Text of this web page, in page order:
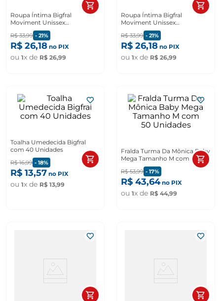
Roupa Íntima Bigfral
Moviment Unissex
Descartavel Tamanho P/M
com 7 Unidades
R$ 33,99 - 21%
R$ 26,18 no PIX
ou 1x de R$ 26,99
Roupa Íntima Bigfral
Moviment Unissex
Descartavel Tamanho Gd/Xg
com 7 Unidades
R$ 33,99 - 21%
R$ 26,18 no PIX
ou 1x de R$ 26,99
Toalha Umedecida Bigfral
com 40 Unidades
R$ 16,99 - 18%
R$ 13,57 no PIX
ou 1x de R$ 13,99
Fralda Turma Da Mônica Baby
Mega Tamanho M com 50
Unidades
R$ 53,99 - 17%
R$ 43,64no PIX
ou 1x de R$ 44,99